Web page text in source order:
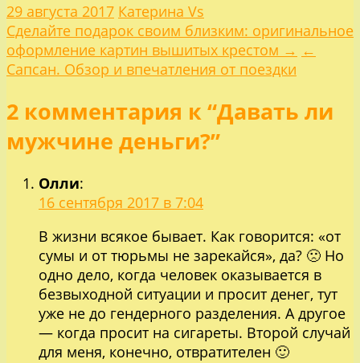
29 августа 2017 Катерина Vs
Навигация
по
записям
Сделайте подарок своим близким: оригинальное
оформление картин вышитых крестом → ←
Сапсан. Обзор и впечатления от поездки
2 комментария к “Давать ли
мужчине деньги?”
Олли:
16 сентября 2017 в 7:04
В жизни всякое бывает. Как говорится: «от
сумы и от тюрьмы не зарекайся», да? 🙁 Но
одно дело, когда человек оказывается в
безвыходной ситуации и просит денег, тут
уже не до гендерного разделения. А другое
— когда просит на сигареты. Второй случай
для меня, конечно, отвратителен 🙂